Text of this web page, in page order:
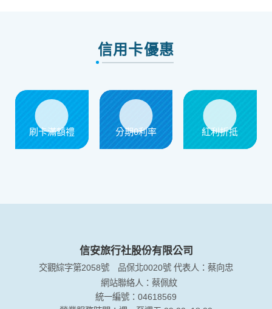
信用卡優惠
刷卡滿額禮 分期0利率 紅利折抵
信安旅行社股份有限公司
交觀綜字第2058號 品保北0020號